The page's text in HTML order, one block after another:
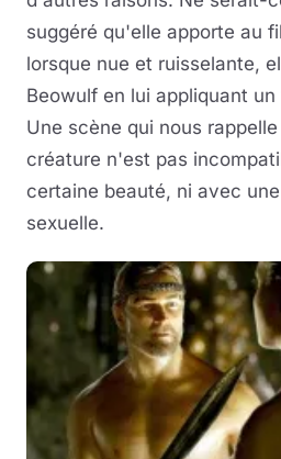
suggéré qu'elle apporte au
lorsque nue et ruisselante,
Beowulf en lui appliquant
Une scène qui nous
créature n'est pas
certaine beauté, ni avec
sexuelle.